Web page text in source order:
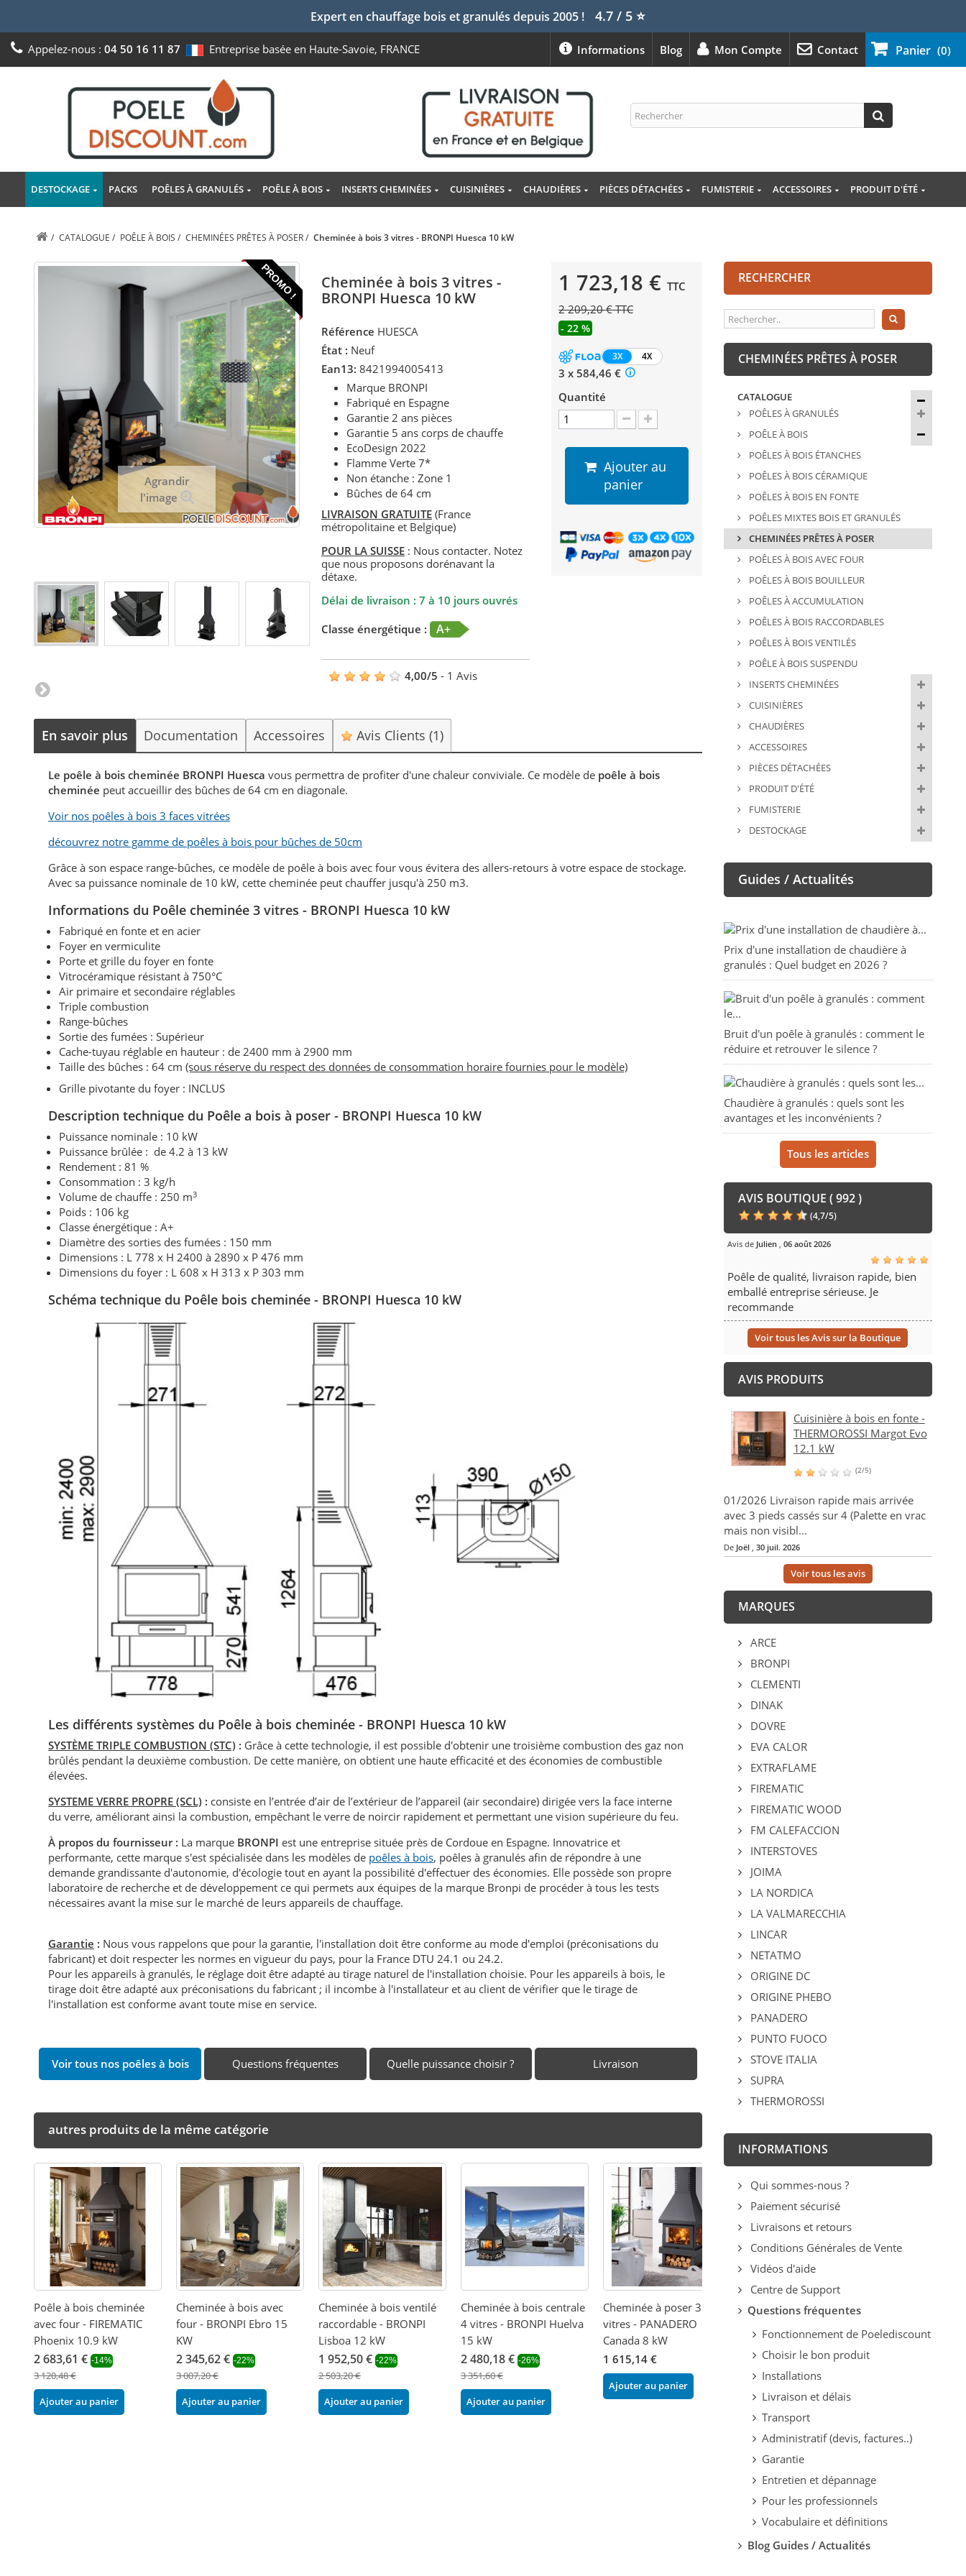
Expert en chauffage bois et granulés depuis 2005 ! 4.7 / 5⭐
Panier (0)
Appelez-nous : 04 50 16 11 87 Entreprise basée en Haute-Savoie, FRANCE Contact
Mon Compte
Blog
Informations
DESTOCKAGE PACKS POÊLES À GRANULÉS POÊLE À BOIS INSERTS CHEMINÉES CUISINIÈRES CHAUDIÈRES PIÈCES DÉTACHÉES FUMISTERIE ACCESSOIRES PRODUIT D'ÉTÉ
/ CATALOGUE / POÊLE À BOIS / CHEMINÉES PRÊTES À POSER/ Cheminée à bois 3 vitres - BRONPI Huesca 10 kW
PROMO !
Agrandir
l'image
Cheminée à bois 3 vitres -
BRONPI Huesca 10 kW
Référence HUESCA
État : Neuf
Ean13: 8421994005413
Marque BRONPI
Fabriqué en Espagne
Garantie 2 ans pièces
Garantie 5 ans corps de chauffe
EcoDesign 2022
Flamme Verte 7*
Non étanche : Zone 1
Bûches de 64 cm
LIVRAISON GRATUITE (France
métropolitaine et Belgique)
POUR LA SUISSE : Nous contacter. Notez
que nous proposons dorénavant la
détaxe.
Délai de livraison : 7 à 10 jours ouvrés
Classe énergétique :
A+
4,00/5 - 1 Avis
1 723,18 € TTC
2 209,20 € TTC
- 22 %
3X 4X
3 x 584,46 €
Quantité
Ajouter au
panier
En savoir plus Documentation Accessoires Avis Clients(1)
Le poêle à bois cheminée BRONPI Huescavous permettra de profiter d'une chaleur conviviale. Ce modèle de poêle à bois
cheminée peut accueillir des bûches de 64 cm en diagonale.
Voir nos poêles à bois 3 faces vitrées
découvrez notre gamme de poêles à bois pour bûches de 50cm
Grâce à son espace range-bûches, ce modèle de poêle à bois avec four vous évitera des allers-retours à votre espace de stockage.
Avec sa puissance nominale de 10 kW, cette cheminée peut chauffer jusqu'à 250 m3.
Informations du Poêle cheminée 3 vitres - BRONPI Huesca 10 kW
Fabriqué en fonte et en acier
Foyer en vermiculite
Porte et grille du foyer en fonte
Vitrocéramique résistant à 750°C
Air primaire et secondaire réglables
Triple combustion
Range-bûches
Sortie des fumées : Supérieur
Cache-tuyau réglable en hauteur : de 2400 mm à 2900 mm
Taille des bûches : 64 cm(sous réserve du respect des données de consommation horaire fournies pour le modèle)
Grille pivotante du foyer : INCLUS
Description technique du Poêle a bois à poser - BRONPI Huesca 10 kW
Puissance nominale : 10 kW
Puissance brûlée : de 4.2 à 13 kW
Rendement : 81 %
Consommation : 3 kg/h
Volume de chauffe : 250 m3
Poids : 106 kg
Classe énergétique : A+
Diamètre des sorties des fumées : 150 mm
Dimensions : L 778 x H 2400 à 2890 x P 476 mm
Dimensions du foyer : L 608 x H 313 x P 303 mm
Schéma technique du Poêle bois cheminée - BRONPI Huesca 10 kW
Les différents systèmes du Poêle à bois cheminée - BRONPI Huesca 10 kW
SYSTÈME TRIPLE COMBUSTION (STC) : Grâce à cette technologie, il est possible d'obtenir une troisième combustion des gaz non
brûlés pendant la deuxième combustion. De cette manière, on obtient une haute efficacité et des économies de combustible
élevées.
SYSTEME VERRE PROPRE (SCL) : consiste en l’entrée d’air de l’extérieur de l’appareil (air secondaire) dirigée vers la face interne
du verre, améliorant ainsi la combustion, empêchant le verre de noircir rapidement et permettant une vision supérieure du feu.
À propos du fournisseur : La marque BRONPI est une entreprise située près de Cordoue en Espagne. Innovatrice et
performante, cette marque s'est spécialisée dans les modèles de poêles à bois, poêles à granulés afin de répondre à une
demande grandissante d'autonomie, d'écologie tout en ayant la possibilité d'effectuer des économies. Elle possède son propre
laboratoire de recherche et de développement ce qui permets aux équipes de la marque Bronpi de procéder à tous les tests
nécessaires avant la mise sur le marché de leurs appareils de chauffage.
Garantie : Nous vous rappelons que pour la garantie, l'installation doit être conforme au mode d'emploi (préconisations du
fabricant) et doit respecter les normes en vigueur du pays, pour la France DTU 24.1 ou 24.2.
Pour les appareils à granulés, le réglage doit être adapté au tirage naturel de l'installation choisie. Pour les appareils à bois, le
tirage doit être adapté aux préconisations du fabricant ; il incombe à l'installateur et au client de vérifier que le tirage de
l'installation est conforme avant toute mise en service.
Voir tous nos poêles à bois Questions fréquentes Quelle puissance choisir ? Livraison
autres produits de la même catégorie
Poêle à bois cheminée
avec four - FIREMATIC
Phoenix 10.9 kW
2 683,61 € -14%
3 120,48 €
Ajouter au panier
Cheminée à bois avec
four - BRONPI Ebro 15
KW
2 345,62 € -22%
3 007,20 €
Ajouter au panier
Cheminée à bois ventilé
raccordable - BRONPI
Lisboa 12 kW
1 952,50 € -22%
2 503,20 €
Ajouter au panier
Cheminée à bois centrale
4 vitres - BRONPI Huelva
15 kW
2 480,18 € -26%
3 351,60 €
Ajouter au panier
Cheminée à poser 3
vitres - PANADERO
Canada 8 kW
1 615,14 €
Ajouter au panier
Poêle à bois cheminée -
kW
2 894,76 € -14%
3 366,00 €
Ajouter au panier
Windsor 13.8
RECHERCHER
CHEMINÉES PRÊTES À POSER
CATALOGUE
POÊLES À GRANULÉS
POÊLE À BOIS
POÊLES À BOIS ÉTANCHES
POÊLES À BOIS CÉRAMIQUE
POÊLES À BOIS EN FONTE
POÊLES MIXTES BOIS ET GRANULÉS
CHEMINÉES PRÊTES À POSER
POÊLES À BOIS AVEC FOUR
POÊLES À BOIS BOUILLEUR
POÊLES À ACCUMULATION
POÊLES À BOIS RACCORDABLES
POÊLES À BOIS VENTILÉS
POÊLE À BOIS SUSPENDU
INSERTS CHEMINÉES
CUISINIÈRES
CHAUDIÈRES
ACCESSOIRES
PIÈCES DÉTACHÉES
PRODUIT D'ÉTÉ
FUMISTERIE
DESTOCKAGE
Guides / Actualités
Prix d'une installation de chaudière à
granulés : Quel budget en 2026 ?
Bruit d'un poêle à granulés : comment le
réduire et retrouver le silence ?
Chaudière à granulés : quels sont les
avantages et les inconvénients ?
Tous les articles
AVIS BOUTIQUE ( 992 )
(4,7/5)
Avis de Julien, 06 août 2026
Poêle de qualité, livraison rapide, bien
emballé entreprise sérieuse. Je
recommande
Voir tous les Avis sur la Boutique
AVIS PRODUITS
Cuisinière à bois en fonte -
THERMOROSSI Margot Evo
12.1 kW
(2/5)
01/2026 Livraison rapide mais arrivée
avec 3 pieds cassés sur 4 (Palette en vrac
mais non visibl...
De Joël, 30 juil. 2026
Voir tous les avis
MARQUES
ARCE
BRONPI
CLEMENTI
DINAK
DOVRE
EVA CALOR
EXTRAFLAME
FIREMATIC
FIREMATIC WOOD
FM CALEFACCION
INTERSTOVES
JOIMA
LA NORDICA
LA VALMARECCHIA
LINCAR
NETATMO
ORIGINE DC
ORIGINE PHEBO
PANADERO
PUNTO FUOCO
STOVE ITALIA
SUPRA
THERMOROSSI
INFORMATIONS
Qui sommes-nous ?
Paiement sécurisé
Livraisons et retours
Conditions Générales de Vente
Vidéos d'aide
Centre de Support
Questions fréquentes
Fonctionnement de Poelediscount
Choisir le bon produit
Installations
Livraison et délais
Transport
Administratif (devis, factures..)
Garantie
Entretien et dépannage
Pour les professionnels
Vocabulaire et définitions
Blog Guides / Actualités